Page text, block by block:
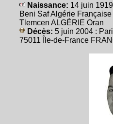
Naissance: 14 juin
Beni Saf Algérie Française
Tlemcen ALGÉRIE Oran
Décès: 5 juin 2004 :
75011 Île-de-France